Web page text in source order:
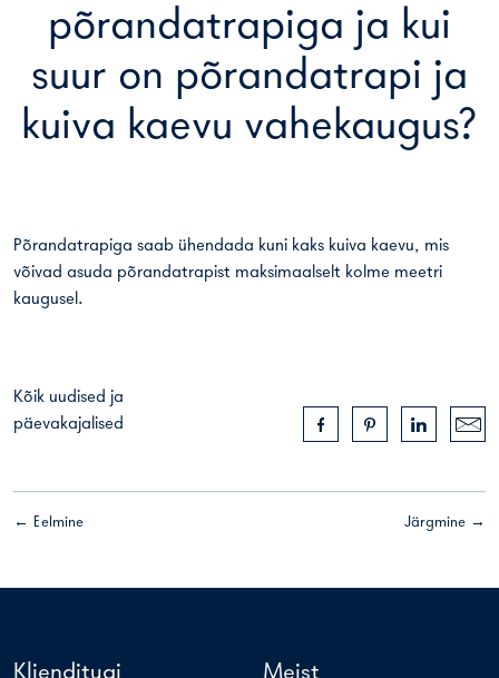
põrandatrapiga ja kui
suur on põrandatrapi ja
kuiva kaevu vahekaugus?
Põrandatrapiga saab ühendada kuni kaks kuiva kaevu, mis
võivad asuda põrandatrapist maksimaalselt kolme meetri
kaugusel.
Kõik uudised ja
päevakajalised
Järgmine →
← Eelmine